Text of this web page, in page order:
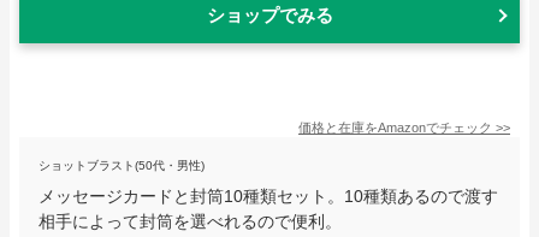
ショップでみる
価格と在庫をAmazonでチェック >>
ショットブラスト(50代・男性)
メッセージカードと封筒10種類セット。10種類あるので渡す
相手によって封筒を選べれるので便利。